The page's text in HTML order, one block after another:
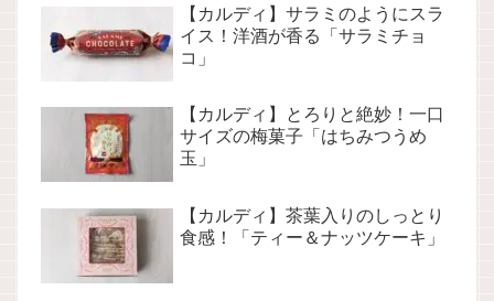
【カルディ】サラミのようにスラ
イス！洋酒が香る「サラミチョ
コ」
【カルディ】とろりと絶妙！一口
サイズの梅菓子「はちみつうめ
玉」
【カルディ】茶葉入りのしっとり
食感！「ティー＆ナッツケーキ」